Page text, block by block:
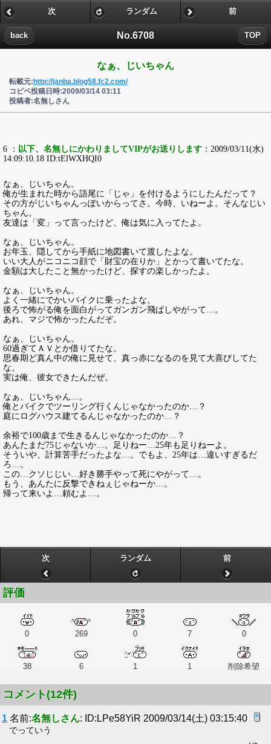
No.6708
back TOP
次 ランダム 前
なぁ、じいちゃん
転載元: http://janba.blog58.fc2.com/
コピペ投稿日時:2009/03/14 03:11
投稿者:名無しさん
6 ： 以下、名無しにかわりましてVIPがお送りします ：2009/03/11(水)
14:09:10.18 ID:tElWXHQI0
なぁ、じいちゃん。
俺が生まれた時から語尾に「じゃ」を付けるようにしたんだって？
その方がじいちゃんっぽいからってさ。今時、いねーよ。そんなじい
ちゃん。
友達は「変」って言ったけど、俺は気に入ってたよ。
なぁ、じいちゃん。
お年玉、隠してから手紙に地図書いて渡したよな。
いい大人がニコニコ顔で「財宝の在りか」とかって書いてたな。
金額は大したこと無かったけど、探すの楽しかったよ。
なぁ、じいちゃん。
よく一緒にでかいバイクに乗ったよな。
後ろで怖がる俺を面白がってガンガン飛ばしやがって…。
あれ、マジで怖かったんだぞ。
なぁ、じいちゃん。
60過ぎてＡＶとか借りてたな。
思春期ど真ん中の俺に見せて、真っ赤になるのを見て大喜びしてた
な。
実は俺、彼女できたんだぜ。
なぁ、じいちゃん…。
俺とバイクでツーリング行くんじゃなかったのか…？
庭にログハウス建てるんじゃなかったのか…？
余裕で100歳まで生きるんじゃなかったのか…？
あんたまだ75じゃないか…。足りねー…25年も足りねーよ。
そういや、計算苦手だったよな…。でもよ、25年は…違いすぎるだ
ろ…。
この…クソじじい…好き勝手やって死にやがって…。
もう、あんたに反撃できねぇじゃねーか…。
帰って来いよ…頼むよ…。
次 ランダム 前
評価
0 269 0 7 0
38 6 1 1 削除希望
コメント(12件)
1 名前:名無しさん: ID:LPe58YiR 2009/03/14(土) 03:15:40
でっていう